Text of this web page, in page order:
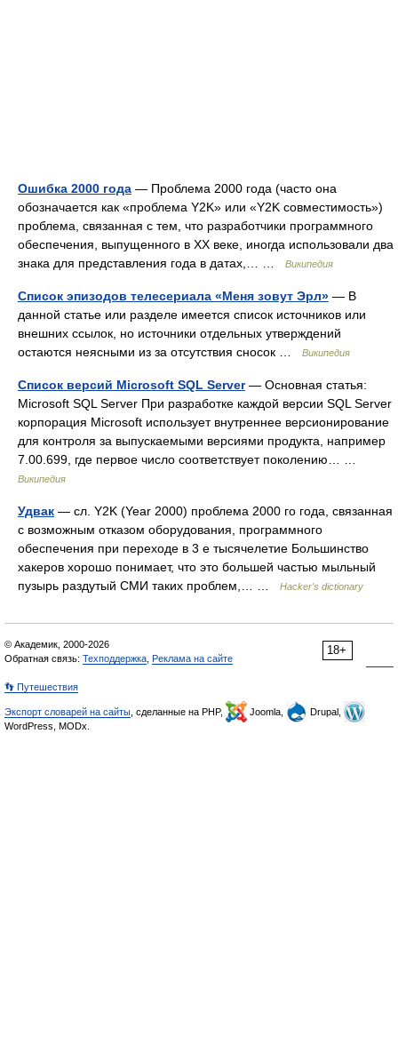
Ошибка 2000 года — Проблема 2000 года (часто она
обозначается как «проблема Y2K» или «Y2K совместимость»)
проблема, связанная с тем, что разработчики программного
обеспечения, выпущенного в XX веке, иногда использовали два
знака для представления года в датах,… …
Википедия
Список эпизодов телесериала «Меня зовут Эрл» — В
данной статье или разделе имеется список источников или
внешних ссылок, но источники отдельных утверждений
остаются неясными из за отсутствия сносок …
Википедия
Список версий Microsoft SQL Server— Основная статья:
Microsoft SQL Server При разработке каждой версии SQL Server
корпорация Microsoft использует внутреннее версионирование
для контроля за выпускаемыми версиями продукта, например
7.00.699, где первое число соответствует поколению… …
Википедия
Удвак — сл. Y2K (Year 2000) проблема 2000 го года, связанная
с возможным отказом оборудования, программного
обеспечения при переходе в 3 е тысячелетие Большинство
хакеров хорошо понимает, что это большей частью мыльный
пузырь раздутый СМИ таких проблем,… …
Hacker's dictionary
18+
© Академик, 2000-2026
Обратная связь: Техподдержка Реклама на сайте
👣 Путешествия
Экспорт словарей на сайты , сделанные на PHP, Joomla,
Drupal,
WordPress, MODx.